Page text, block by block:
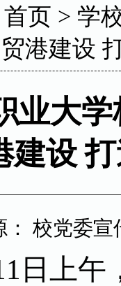
首页 > 学
港建设
业大
建设
： 校党委宣
日上